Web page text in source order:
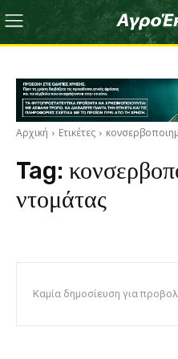
Αρχική Ετικέτες
Tag:
ντομάτας
Καμία δημοσίευση για